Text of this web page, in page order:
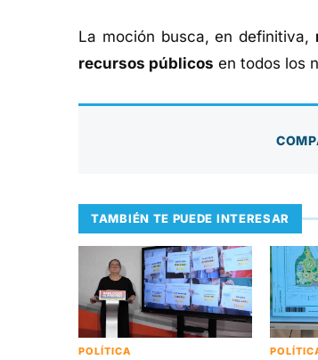
La moción busca, en definitiva,
recursos públicos en todos los
TAMBIÉN TE PUEDE INTERESAR
POLÍTICA